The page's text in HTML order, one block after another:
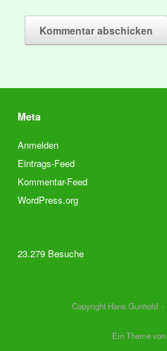
Meta
Anmelden
Eintrags-Feed
Kommentar-Feed
WordPress.org
23.279 Besuche
Copyright Hans Gunhold
Ein Theme von